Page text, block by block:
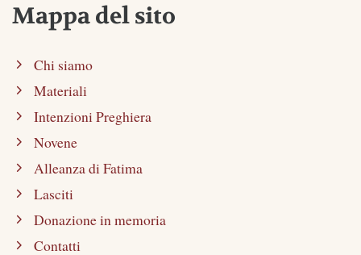
Mappa del sito
Chi siamo
Materiali
Intenzioni Preghiera
Novene
Alleanza di Fatima
Lasciti
Donazione in memoria
Contatti